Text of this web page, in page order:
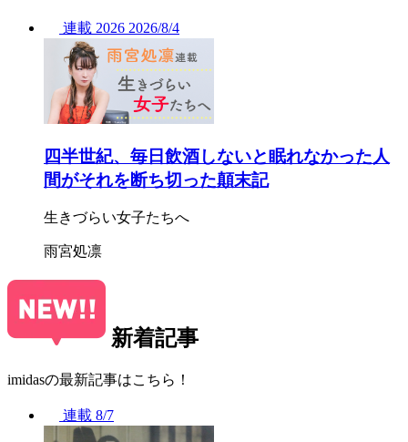
連載 2026 2026/8/4
四半世紀、毎日飲酒しないと眠れなかった人
間がそれを断ち切った顛末記
生きづらい女子たちへ
雨宮処凛
新着記事
imidasの最新記事はこちら！
連載 8/7